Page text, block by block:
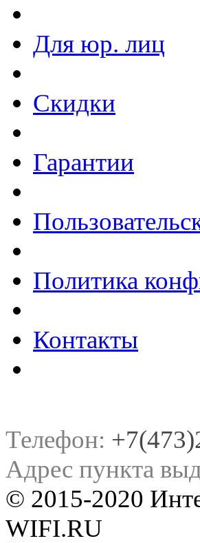
Для юр. лиц
Скидки
Гарантии
Политика
Контакты
Телефон:
Адрес пункта
© 2015-2020
WIFI.RU